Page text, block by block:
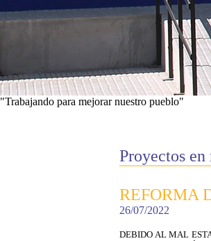
"Trabajando para mejorar nuestro pueblo"
Proyectos en
REFORMA
26/07/2022
DEBIDO AL MAL